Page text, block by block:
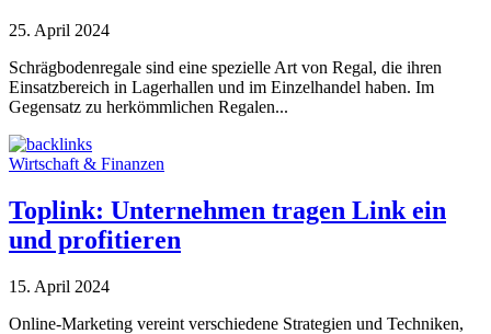
25. April 2024
Schrägbodenregale sind eine spezielle Art von Regal, die ihren
Einsatzbereich in Lagerhallen und im Einzelhandel haben. Im
Gegensatz zu herkömmlichen Regalen...
Wirtschaft & Finanzen
Toplink: Unternehmen tragen Link ein
und profitieren
15. April 2024
Online-Marketing vereint verschiedene Strategien und Techniken,